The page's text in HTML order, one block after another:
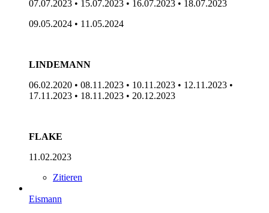
07.07.2023 • 15.07.2023 • 16.07.2023 • 18.07.2023
09.05.2024 • 11.05.2024
LINDEMANN
06.02.2020 • 08.11.2023 • 10.11.2023 • 12.11.2023 •
17.11.2023 • 18.11.2023 • 20.12.2023
FLAKE
11.02.2023
Zitieren
Eismann